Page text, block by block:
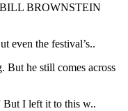
BILL BROWNSTEIN
even the festival’s..
But he still comes across
But I left it to this w..